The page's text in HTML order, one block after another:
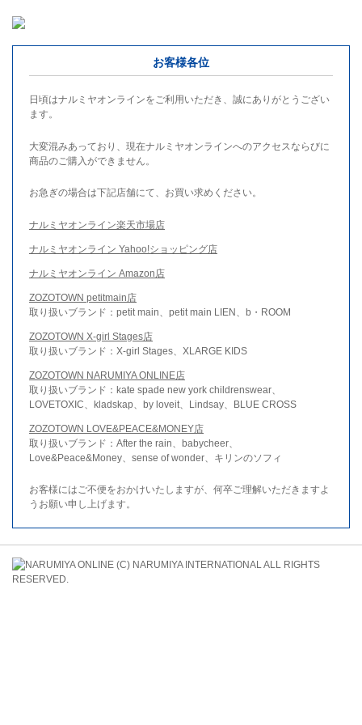
お客様各位
日頃はナルミヤオンラインをご利用いただき、誠にありがとうござい
ます。
大変混みあっており、現在ナルミヤオンラインへのアクセスならびに
商品のご購入ができません。
お急ぎの場合は下記店舗にて、お買い求めください。
ナルミヤオンライン楽天市場店
ナルミヤオンライン Yahoo!ショッピング店
ナルミヤオンライン Amazon店
ZOZOTOWN petitmain店
取り扱いブランド：petit main、petit main LIEN、b・ROOM
ZOZOTOWN X-girl Stages店
取り扱いブランド：X-girl Stages、XLARGE KIDS
ZOZOTOWN NARUMIYA ONLINE店
取り扱いブランド：kate spade new york childrenswear、
LOVETOXIC、kladskap、by loveit、Lindsay、BLUE CROSS
ZOZOTOWN LOVE&PEACE&MONEY店
取り扱いブランド：After the rain、babycheer、
Love&Peace&Money、sense of wonder、キリンのソフィ
お客様にはご不便をおかけいたしますが、何卒ご理解いただきますよ
うお願い申し上げます。